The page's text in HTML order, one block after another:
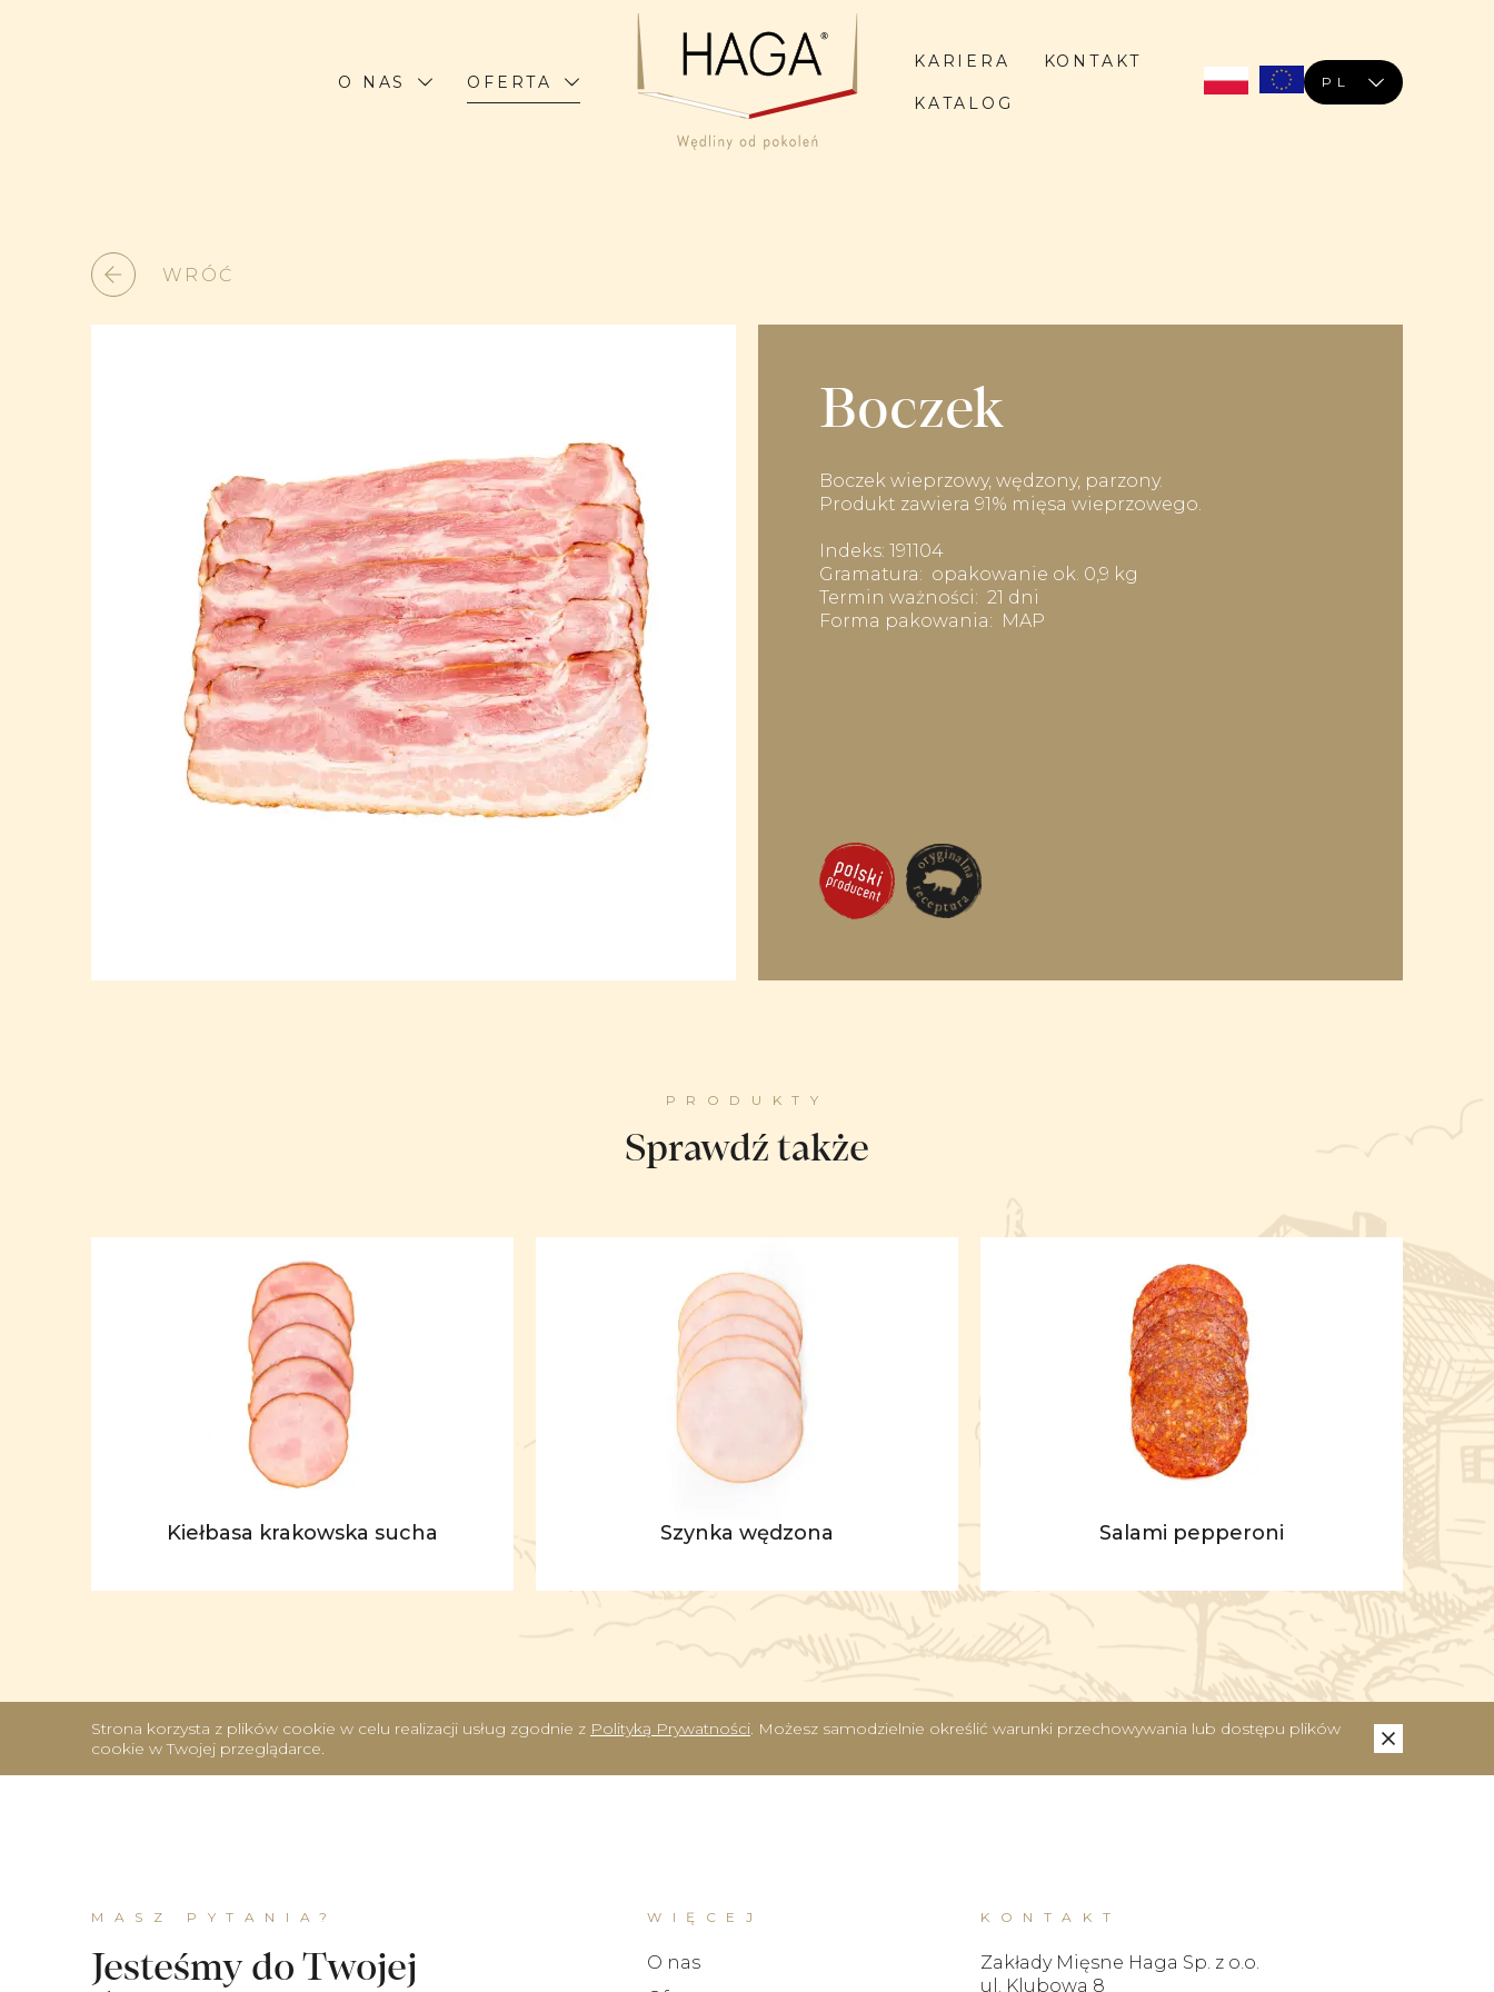
O NAS OFERTA
KARIERA KONTAKT
KATALOG
PL
WRÓĆ
Boczek
Boczek wieprzowy, wędzony, parzony.
Produkt zawiera 91% mięsa wieprzowego.
Indeks: 191104
Gramatura: opakowanie ok. 0,9 kg
Termin ważności: 21 dni
Forma pakowania: MAP
PRODUKTY
Sprawdź także
Kiełbasa krakowska sucha Szynka wędzona Salami pepperoni
Strona korzysta z plików cookie w celu realizacji usług zgodnie z Polityką Prywatności. Możesz samodzielnie określić warunki przechowywania lub dostępu plików
cookie w Twojej przeglądarce.
MASZ PYTANIA?
Jesteśmy do Twojej
WIĘCEJ
O nas
KONTAKT
Zakłady Mięsne Haga Sp. z o.o.
ul. Klubowa 8